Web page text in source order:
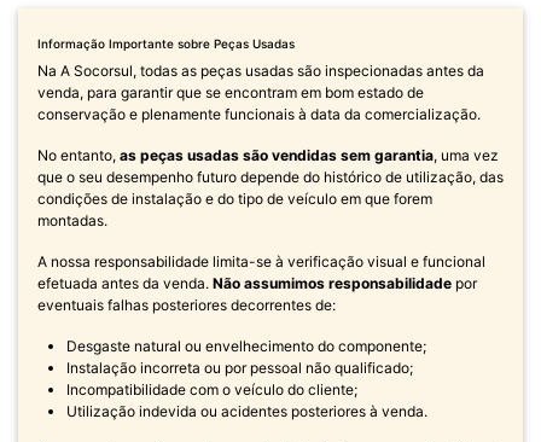
Informação Importante sobre Peças Usadas
Na A Socorsul, todas as peças usadas são inspecionadas antes da
venda, para garantir que se encontram em bom estado de
conservação e plenamente funcionais à data da comercialização.
No entanto, as peças usadas são vendidas sem garantia, uma vez
que o seu desempenho futuro depende do histórico de utilização, das
condições de instalação e do tipo de veículo em que forem
montadas.
A nossa responsabilidade limita-se à verificação visual e funcional
efetuada antes da venda. Não assumimos responsabilidade por
eventuais falhas posteriores decorrentes de:
Desgaste natural ou envelhecimento do componente;
Instalação incorreta ou por pessoal não qualificado;
Incompatibilidade com o veículo do cliente;
Utilização indevida ou acidentes posteriores à venda.